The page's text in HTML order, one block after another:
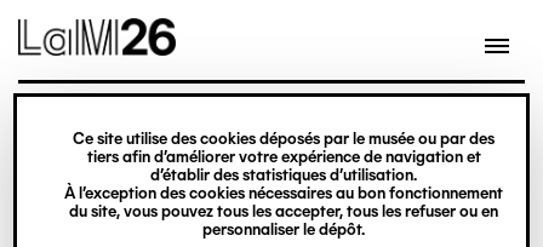
Gestion des cookies
Ce site utilise des cookies déposés par le musée ou par des
tiers afin d’améliorer votre expérience de navigation et
d’établir des statistiques d’utilisation.
À l’exception des cookies nécessaires au bon fonctionnement
du site, vous pouvez tous les accepter, tous les refuser ou en
personnaliser le dépôt.
contenu